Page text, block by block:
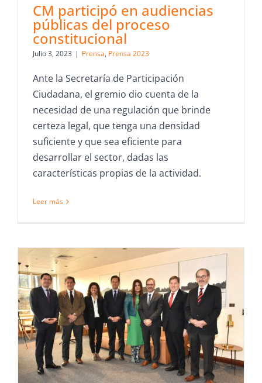
CM participó en audiencias
públicas del proceso
constitucional
Julio 3, 2023 | Prensa, Prensa 2023
Ante la Secretaría de Participación
Ciudadana, el gremio dio cuenta de la
necesidad de una regulación que brinde
certeza legal, que tenga una densidad
suficiente y que sea eficiente para
desarrollar el sector, dadas las
características propias de la actividad.
Leer más